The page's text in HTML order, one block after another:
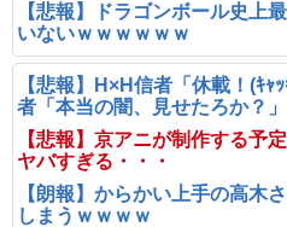
【悲報】ドラゴンボール史上
いないｗｗｗｗｗｗ
【悲報】H×H信者「休載！(ｷｬ
者「本当の闇、見せたろか？
【悲報】京アニが制作する予
ヤバすぎる・・・
【朗報】からかい上手の高木
しまうｗｗｗｗ